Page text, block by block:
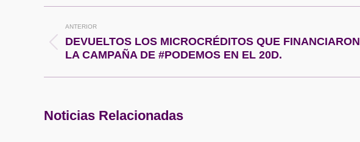
entre
ANTERIOR
Publicación
anterior:
DEVUELTOS LOS MICROCRÉDITOS QUE FINANCIARON
LA CAMPAÑA DE #PODEMOS EN EL 20D.
Noticias Relacionadas